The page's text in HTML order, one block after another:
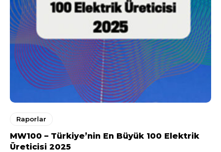
Raporlar
MW100 – Türkiye’nin En Büyük 100 Elektrik
Üreticisi 2025